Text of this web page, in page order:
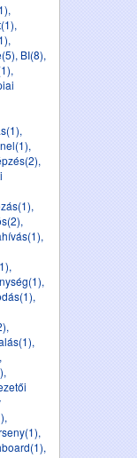
,
,
,
, BI(8),
,
,
,
,
,
,
,
,
,
,
,
,
,
,
,
,
,